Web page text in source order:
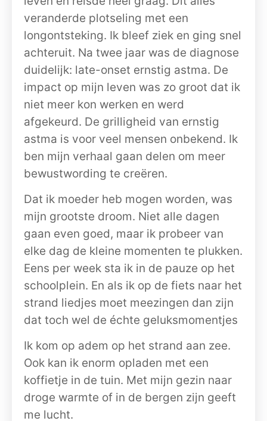
veranderde plotseling met een
longontsteking. Ik bleef ziek en ging snel
achteruit. Na twee jaar was de diagnose
duidelijk: late-onset ernstig astma. De
impact op mijn leven was zo groot dat ik
niet meer kon werken en werd
afgekeurd. De grilligheid van ernstig
astma is voor veel mensen onbekend. Ik
ben mijn verhaal gaan delen om meer
bewustwording te creëren.
Dat ik moeder heb mogen worden, was
mijn grootste droom. Niet alle dagen
gaan even goed, maar ik probeer van
elke dag de kleine momenten te plukken.
Eens per week sta ik in de pauze op het
schoolplein. En als ik op de fiets naar het
strand liedjes moet meezingen dan zijn
dat toch wel de échte geluksmomentjes
Ik kom op adem op het strand aan zee.
Ook kan ik enorm opladen met een
koffietje in de tuin. Met mijn gezin naar
droge warmte of in de bergen zijn geeft
me lucht.